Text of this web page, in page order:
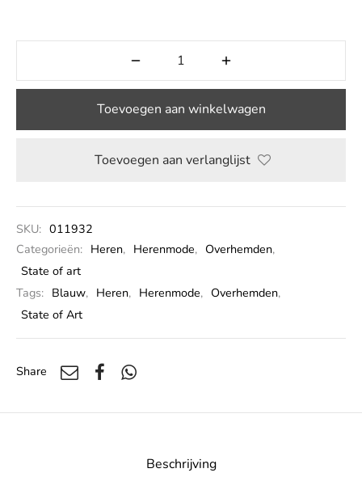
Toevoegen aan winkelwagen
Toevoegen aan verlanglijst
SKU: 011932
Categorieën: Heren, Herenmode, Overhemden,
State of art
Tags: Blauw, Heren, Herenmode, Overhemden,
State of Art
Share
Beschrijving